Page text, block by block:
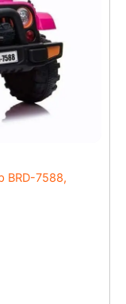
BRD-7588,